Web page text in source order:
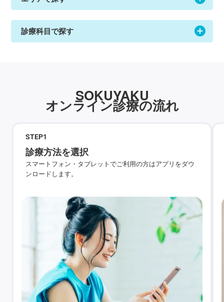
診療科目で探す
SOKUYAKU
オンライン診療の流れ
STEP1
診療方法を選択
スマートフォン・タブレットでご利用の方はアプリをダウ
ンロードします。